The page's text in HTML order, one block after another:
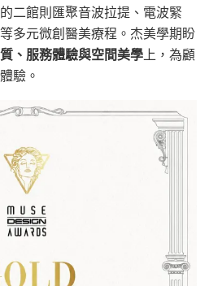
二館則匯聚音波拉提、電波緊
多元微創醫美療程。杰美學期盼
、服務體驗與空間美學 上，為顧
驗。